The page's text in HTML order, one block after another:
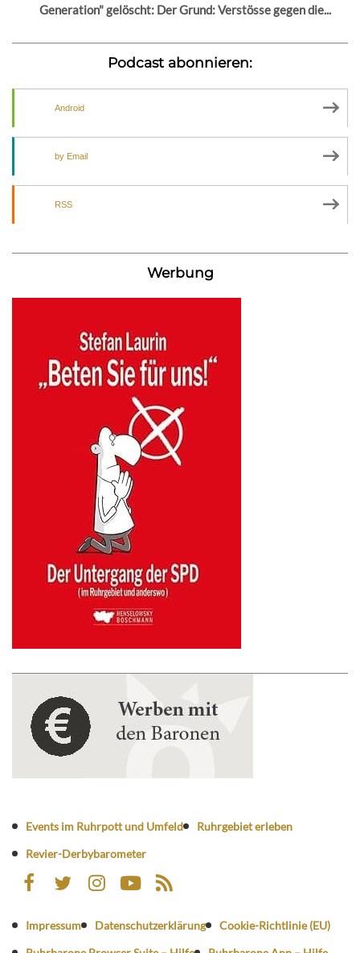
Generation" gelöscht: Der Grund: Verstösse gegen die...
Podcast abonnieren:
Android
by Email
RSS
Werbung
Events im Ruhrpott und Umfeld
Ruhrgebiet erleben
Revier-Derbybarometer
Impressum Datenschutzerklärung
Cookie-Richtlinie (EU)